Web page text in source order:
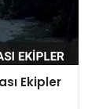
Ekipler